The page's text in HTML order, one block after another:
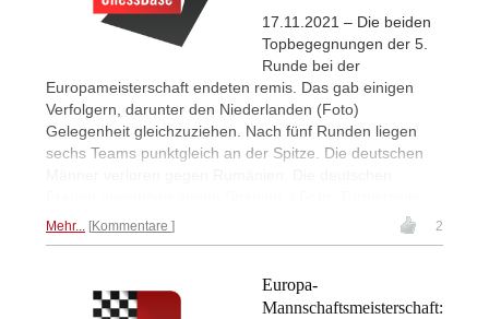
17.11.2021 – Die beiden
Topbegegnungen der 5.
Runde bei der
Europameisterschaft endeten remis. Das gab einigen
Verfolgern, darunter den Niederlanden (Foto)
Gelegenheit gleichzuziehen. Nach fünf Runden liegen
sechs Teams punktgleich an der Spitze. Die deutschen
Mehr... Kommentare 2
Europa-
Mannschaftsmeisterschaft: